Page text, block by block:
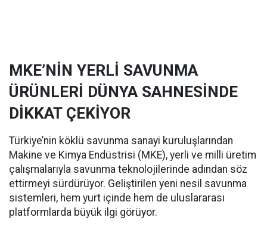
MKE’NİN YERLİ SAVUNMA
ÜRÜNLERİ DÜNYA SAHNESİNDE
DİKKAT ÇEKİYOR
Türkiye’nin köklü savunma sanayi kuruluşlarından
Makine ve Kimya Endüstrisi (MKE), yerli ve milli üretim
çalışmalarıyla savunma teknolojilerinde adından söz
ettirmeyi sürdürüyor. Geliştirilen yeni nesil savunma
sistemleri, hem yurt içinde hem de uluslararası
platformlarda büyük ilgi görüyor.